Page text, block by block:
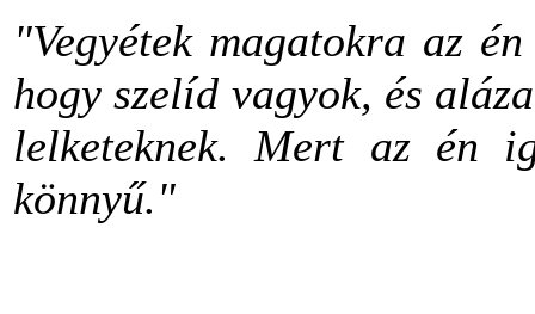
"Vegyétek magatokra az
hogy szelíd vagyok, és
lelketeknek. Mert az én
könnyű."